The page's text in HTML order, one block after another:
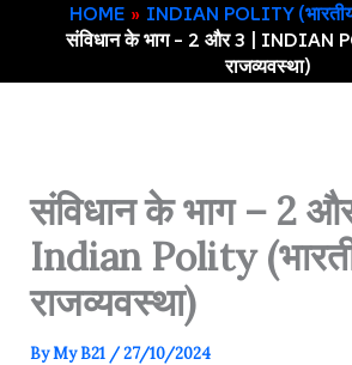
HOME
INDIAN POLITY (भारतीय
संविधान के भाग – 2 और 3 | INDIAN
राजव्यवस्था)
संविधान के भाग – 2 और
Indian Polity
राजव्यवस्था)
ByMy B21 /27/10/2024